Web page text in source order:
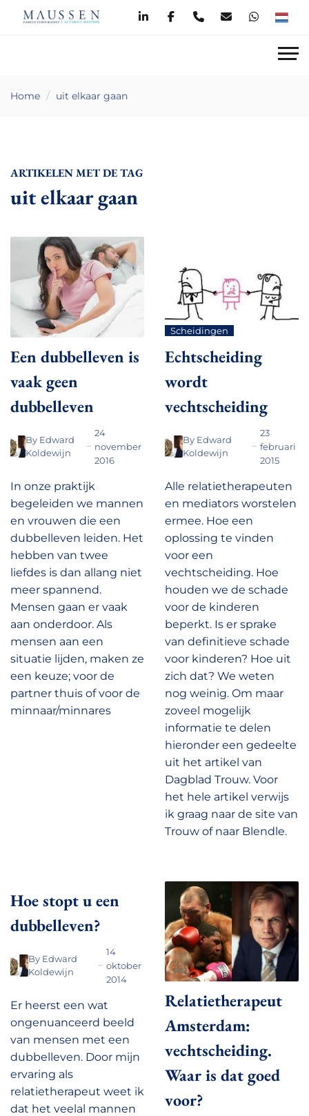
Home uit elkaar gaan
ARTIKELEN MET DE TAG
uit elkaar gaan
Een dubbelleven is
vaak geen
dubbelleven
By Edward
Koldewijn
24
november
2016
In onze praktijk
begeleiden we mannen
en vrouwen die een
dubbelleven leiden. Het
hebben van twee
liefdes is dan allang niet
meer spannend.
Mensen gaan er vaak
aan onderdoor. Als
mensen aan een
situatie lijden, maken ze
een keuze; voor de
partner thuis of voor de
minnaar/minnares
Scheidingen
Echtscheiding
wordt
vechtscheiding
By Edward
Koldewijn
23
februari
2015
Alle relatietherapeuten
en mediators worstelen
ermee. Hoe een
oplossing te vinden
voor een
vechtscheiding. Hoe
houden we de schade
voor de kinderen
beperkt. Is er sprake
van definitieve schade
voor kinderen? Hoe uit
zich dat? We weten
nog weinig. Om maar
zoveel mogelijk
informatie te delen
hieronder een gedeelte
uit het artikel van
Dagblad Trouw. Voor
het hele artikel verwijs
ik graag naar de site van
Trouw of naar Blendle.
Hoe stopt u een
dubbelleven?
By Edward
Koldewijn
14
oktober
2014
Er heerst een wat
ongenuanceerd beeld
van mensen met een
dubbelleven. Door mijn
ervaring als
relatietherapeut weet ik
dat het veelal mannen
Relatietherapeut
Amsterdam:
vechtscheiding.
Waar is dat goed
voor?